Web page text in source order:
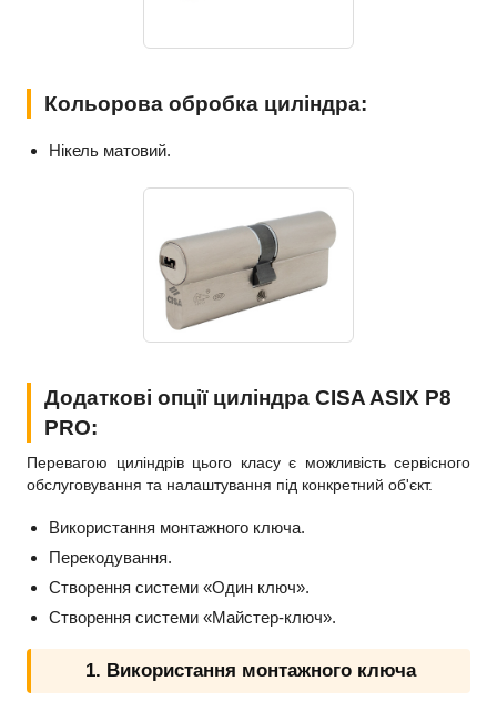
Кольорова обробка циліндра:
Нікель матовий.
Додаткові опції циліндра CISA ASIX P8
PRO:
Перевагою циліндрів цього класу є можливість сервісного
обслуговування та налаштування під конкретний об'єкт.
Використання монтажного ключа.
Перекодування.
Створення системи «Один ключ».
Створення системи «Майстер-ключ».
1. Використання монтажного ключа